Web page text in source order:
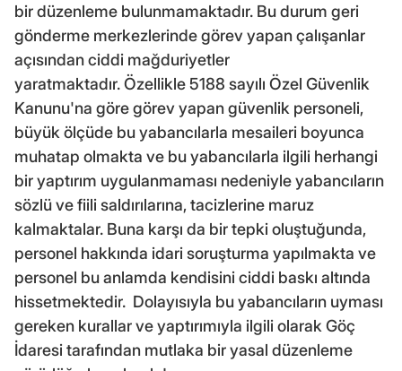
bir düzenleme bulunmamaktadır. Bu durum geri
gönderme merkezlerinde görev yapan çalışanlar
açısından ciddi mağduriyetler
yaratmaktadır. Özellikle 5188 sayılı Özel Güvenlik
Kanunu'na göre görev yapan güvenlik personeli,
büyük ölçüde bu yabancılarla mesaileri boyunca
muhatap olmakta ve bu yabancılarla ilgili herhangi
bir yaptırım uygulanmaması nedeniyle yabancıların
sözlü ve fiili saldırılarına, tacizlerine maruz
kalmaktalar. Buna karşı da bir tepki oluştuğunda,
personel hakkında idari soruşturma yapılmakta ve
personel bu anlamda kendisini ciddi baskı altında
hissetmektedir. Dolayısıyla bu yabancıların uyması
gereken kurallar ve yaptırımıyla ilgili olarak Göç
İdaresi tarafından mutlaka bir yasal düzenleme